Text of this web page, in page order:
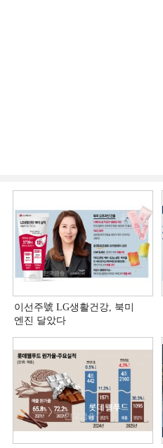
이선주號 LG생활건강, 북미
엔진 달았다